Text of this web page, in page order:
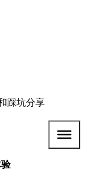
踩坑分享